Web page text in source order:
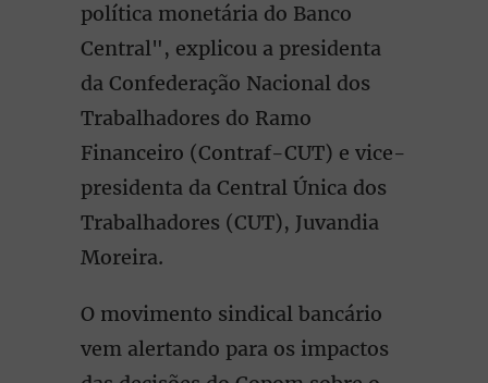
política monetária do Banco
Central", explicou a presidenta
da Confederação Nacional dos
Trabalhadores do Ramo
Financeiro (Contraf-CUT) e vice-
presidenta da Central Única dos
Trabalhadores (CUT), Juvandia
Moreira.
O movimento sindical bancário
vem alertando para os impactos